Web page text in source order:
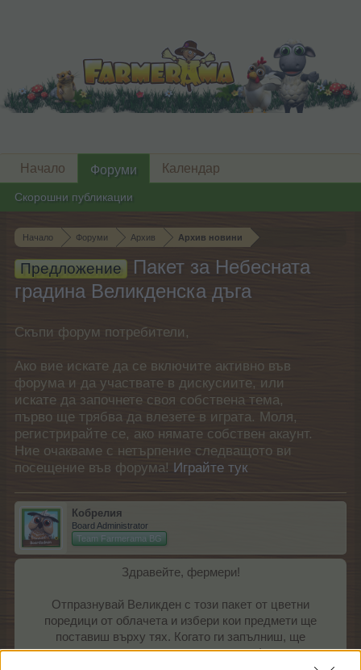
Начало Форуми Архив Архив новини
Предложение
Пакет за Небесната
градина Великденска дъга
Скъпи форум потребители,
Ако вие искате да се включите активно във
форума и да участвате в дискусиите, или
искате да започнете своя собствена тема,
първо ще трябва да влезете в играта. Моля,
регистрирайте се, ако нямате собствен акаунт.
Ние очакваме с нетърпение следващото ви
посещение във форума! Играйте тук
Кобрелия
Board Administrator
Team Farmerama BG
Здравейте, фермери!
Отпразнувай Великден с този пакет от цветни
поредици от облачета и избери кои предмети ще
поставиш върху тях. Когато ги запълниш, ще
получиш специални награди!
Начало Форуми
Скорошни публикации
Календар